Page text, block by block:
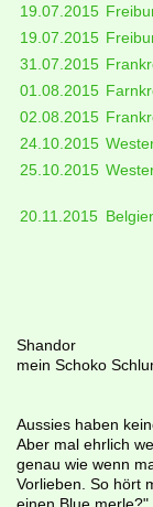
19.07.2015
19.07.2015
31.07.2015
01.08.2015
02.08.2015
24.10.2015
25.10.2015
20.11.2015
Shandor
mein Schoko
Aussies haben
Aber mal ehrlich
genau wie wenn
Vorlieben. So hört
einen Blue